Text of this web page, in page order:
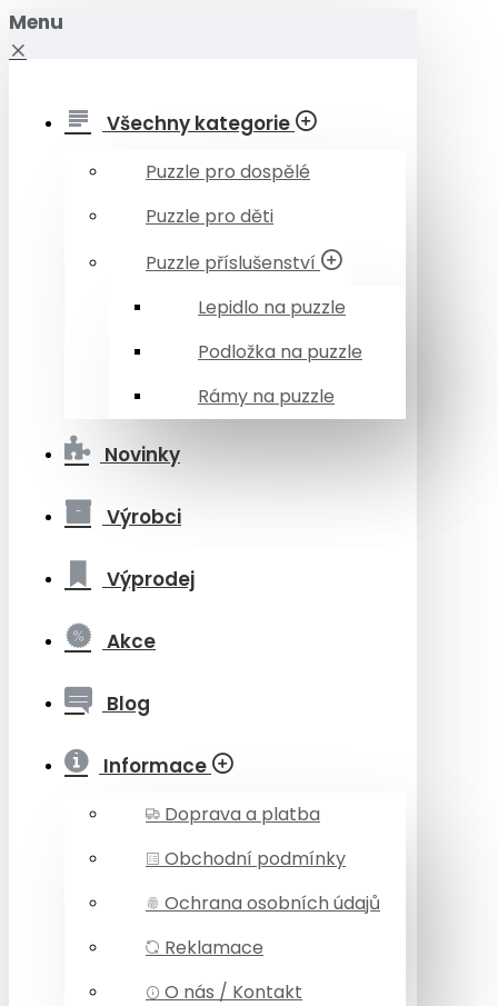
Menu
Všechny kategorie
Puzzle pro dospělé
Puzzle pro děti
Puzzle příslušenství
Lepidlo na puzzle
Podložka na puzzle
Rámy na puzzle
Novinky
Výrobci
Výprodej
Akce
Blog
Informace
Doprava a platba
Obchodní podmínky
Ochrana osobních údajů
Reklamace
O nás / Kontakt